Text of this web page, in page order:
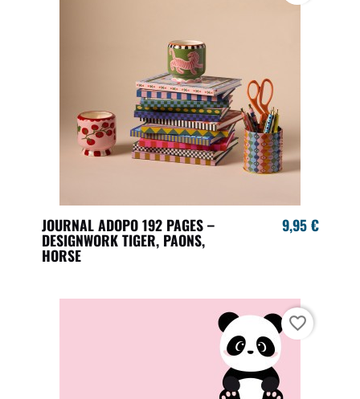
JOURNAL ADOPO 192 PAGES –
DESIGNWORK TIGER, PAONS,
HORSE
9,95 €
favorite_border